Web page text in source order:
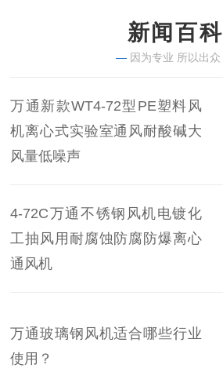
新闻百科
— 因为专业 所以出众
万通新款WT4-72型PE塑料风
机离心式实验室通风耐酸碱大
风量低噪声
4-72C万通不锈钢风机电镀化
工抽风用耐腐蚀防腐防爆离心
通风机
万通玻璃钢风机适合哪些行业
使用？